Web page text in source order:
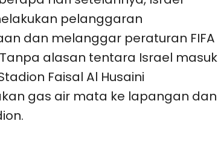
pelanggaran
dan melanggar peraturan FIFA
alasan tentara Israel masuk
Faisal Al Husaini
gas air mata ke lapangan dan